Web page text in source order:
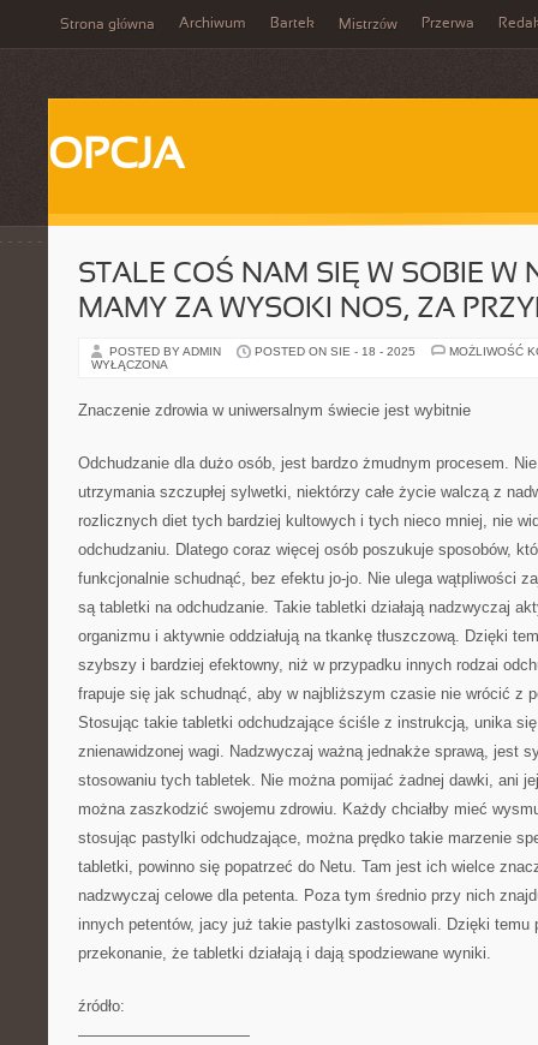
Strona główna Archiwum Bartek Mistrzów Przerwa
OPCJA
STALE COŚ NAM SIĘ W SOBIE W
MAMY ZA WYSOKI NOS, ZA
POSTED BY ADMIN POSTED ON SIE - 18 - 2025
MOŻLIWOŚĆ
WYŁĄCZONA
Znaczenie zdrowia w uniwersalnym świecie jest wybitnie
Odchudzanie dla dużo osób, jest bardzo żmudnym procesem.
utrzymania szczupłej sylwetki, niektórzy całe życie walczą z
rozlicznych diet tych bardziej kultowych i tych nieco mniej, nie
odchudzaniu. Dlatego coraz więcej osób poszukuje sposobów,
funkcjonalnie schudnąć, bez efektu jo-jo. Nie ulega wątpliwości
są tabletki na odchudzanie. Takie tabletki działają nadzwyczaj
organizmu i aktywnie oddziałują na tkankę tłuszczową. Dzięki
szybszy i bardziej efektowny, niż w przypadku innych rodzai
frapuje się jak schudnąć, aby w najbliższym czasie nie wrócić z
Stosując takie tabletki odchudzające ściśle z instrukcją, unika
znienawidzonej wagi. Nadzwyczaj ważną jednakże sprawą, jest
stosowaniu tych tabletek. Nie można pomijać żadnej dawki, ani
można zaszkodzić swojemu zdrowiu. Każdy chciałby mieć
stosując pastylki odchudzające, można prędko takie marzenie
tabletki, powinno się popatrzeć do Netu. Tam jest ich wielce
nadzwyczaj celowe dla petenta. Poza tym średnio przy nich
innych petentów, jacy już takie pastylki zastosowali. Dzięki temu
przekonanie, że tabletki działają i dają spodziewane wyniki.
źródło:
———————————